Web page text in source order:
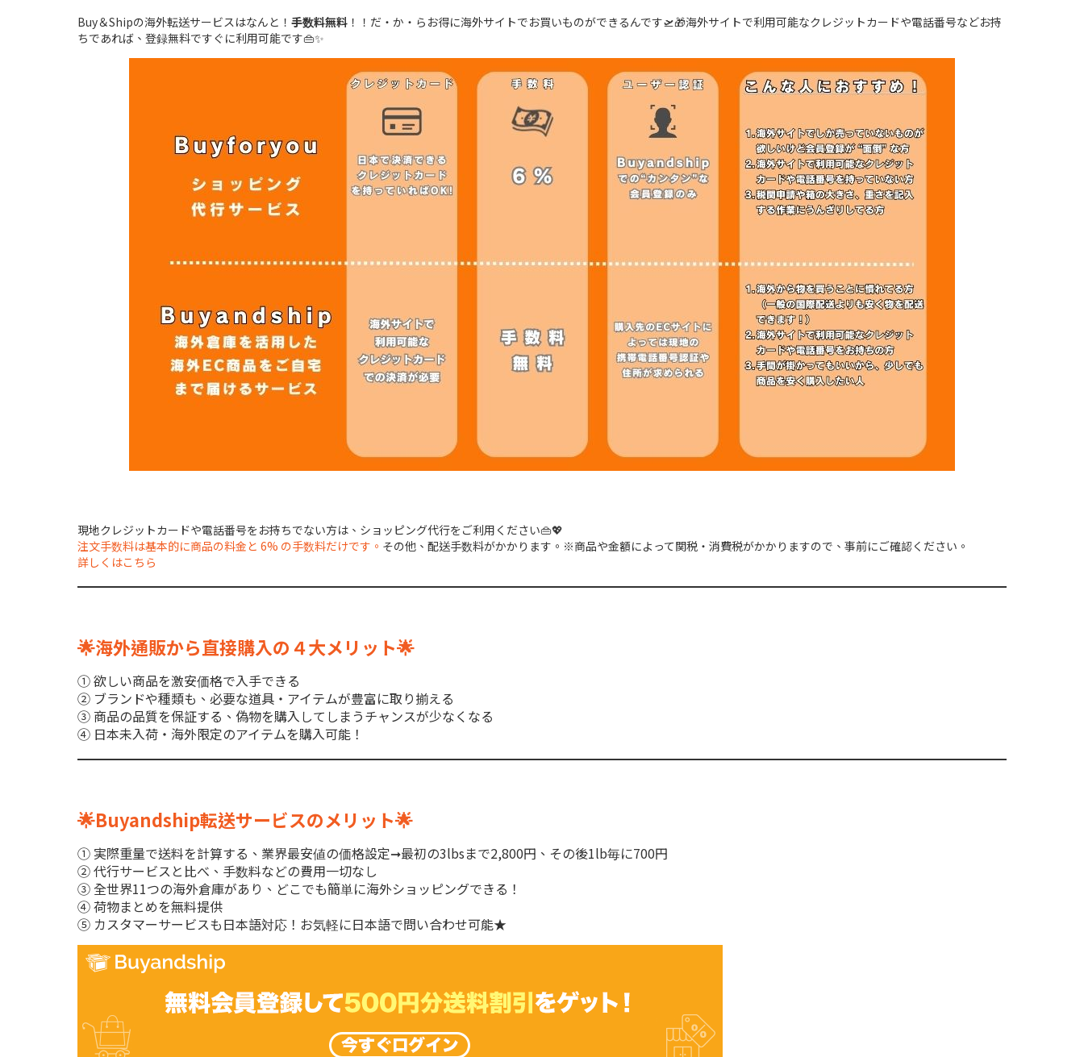
Buy＆Shipの海外転送サービスはなんと！ 手数料無料 ！！だ・か・らお得に海外サイトでお買いものができるんです🛫🎁海外サイトで利用可能なクレジットカードや電話番号などお持
ちであれば、登録無料ですぐに利用可能です👜✨
現地クレジットカードや電話番号をお持ちでない方は、ショッピング代行をご利用ください👜💖
注文手数料は基本的に商品の料金と 6% の手数料だけです。 その他、配送手数料がかかります。※商品や金額によって関税・消費税がかかりますので、事前にご確認ください。
詳しくはこちら
🌟海外通販から直接購入の４大メリット🌟
① 欲しい商品を激安価格で入手できる
② ブランドや種類も、必要な道具・アイテムが豊富に取り揃える
③ 商品の品質を保証する、偽物を購入してしまうチャンスが少なくなる
④ 日本未入荷・海外限定のアイテムを購入可能！
🌟Buyandship転送サービスのメリット🌟
① 実際重量で送料を計算する、業界最安値の価格設定➞最初の3lbsまで2,800円、その後1lb毎に700円
② 代行サービスと比べ、手数料などの費用一切なし
③ 全世界11つの海外倉庫があり、どこでも簡単に海外ショッピングできる！
④ 荷物まとめを無料提供
⑤ カスタマーサービスも日本語対応！お気軽に日本語で問い合わせ可能★